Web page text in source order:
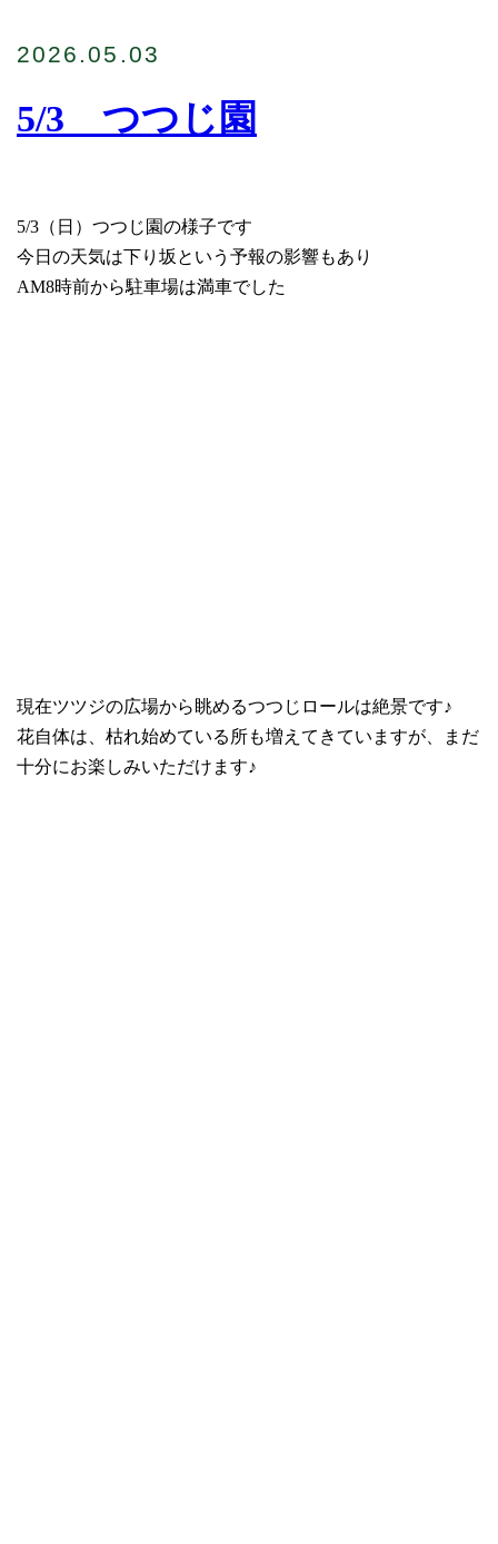
2026.05.03
5/3 つつじ園
5/3（日）つつじ園の様子です
今日の天気は下り坂という予報の影響もあり
AM8時前から駐車場は満車でした
現在ツツジの広場から眺めるつつじロールは絶景です♪
花自体は、枯れ始めている所も増えてきていますが、まだ
十分にお楽しみいただけます♪